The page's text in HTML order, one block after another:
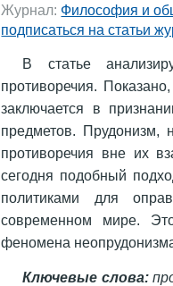
Журнал: Философия и
подписаться на статьи
В статье
противоречия.
заключается в
предметов. Прудонизм,
противоречия вне их
сегодня подобный
политиками для
современном мире.
феномена
Ключевые слова: